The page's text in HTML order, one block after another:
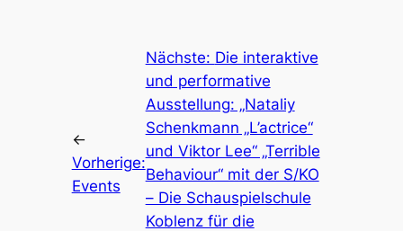
←
Vorherige:
Events
Nächste: Die interaktive
und performative
Ausstellung: „Nataliy
Schenkmann „L’actrice“
und Viktor Lee“ „Terrible
Behaviour“ mit der S/KO
– Die Schauspielschule
Koblenz für die